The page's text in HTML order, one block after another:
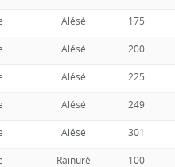
Alésé 175
Alésé 200
Alésé 225
Alésé 249
Alésé 301
Rainuré 100